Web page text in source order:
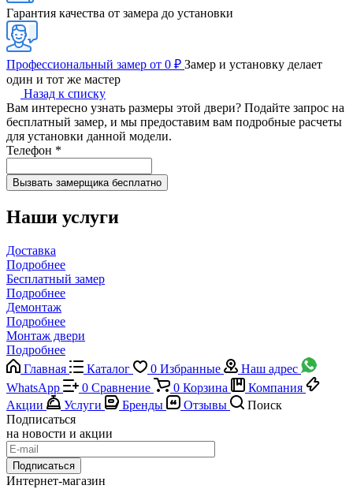
Гарантия качества от замера до установки
Профессиональный замер от 0 ₽ Замер и установку делает
один и тот же мастер
Назад к списку
Вам интересно узнать размеры этой двери? Подайте запрос на
бесплатный замер, и мы предоставим вам подробные расчеты
для установки данной модели.
Телефон *
Наши услуги
Доставка
Подробнее
Бесплатный замер
Подробнее
Демонтаж
Подробнее
Монтаж двери
Подробнее
Главная
Каталог 0 Избранные
Наш адрес
WhatsApp
0 Сравнение 0 Корзина
Компания
Акции
Услуги Бренды Отзывы
Поиск
Подписаться
на новости и акции
Подписаться
Интернет-магазин